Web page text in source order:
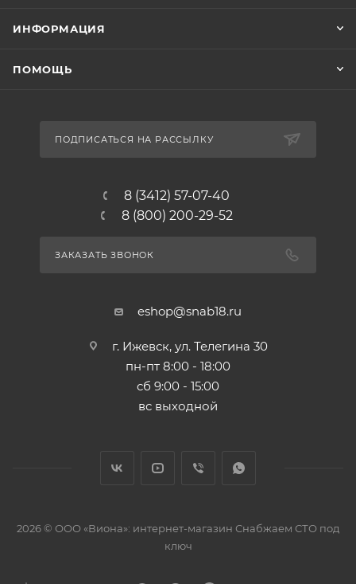
ИНФОРМАЦИЯ
ПОМОЩЬ
ПОДПИСАТЬСЯ НА РАССЫЛКУ
8 (3412) 57-07-40
8 (800) 200-29-52
ЗАКАЗАТЬ ЗВОНОК
eshop@snab18.ru
г. Ижевск, ул. Телегина 30
пн-пт 8:00 - 18:00
сб 9:00 - 15:00
вс выходной
2026 © ООО «Виона»: интернет-магазин Снабжаем СТО под
ключ